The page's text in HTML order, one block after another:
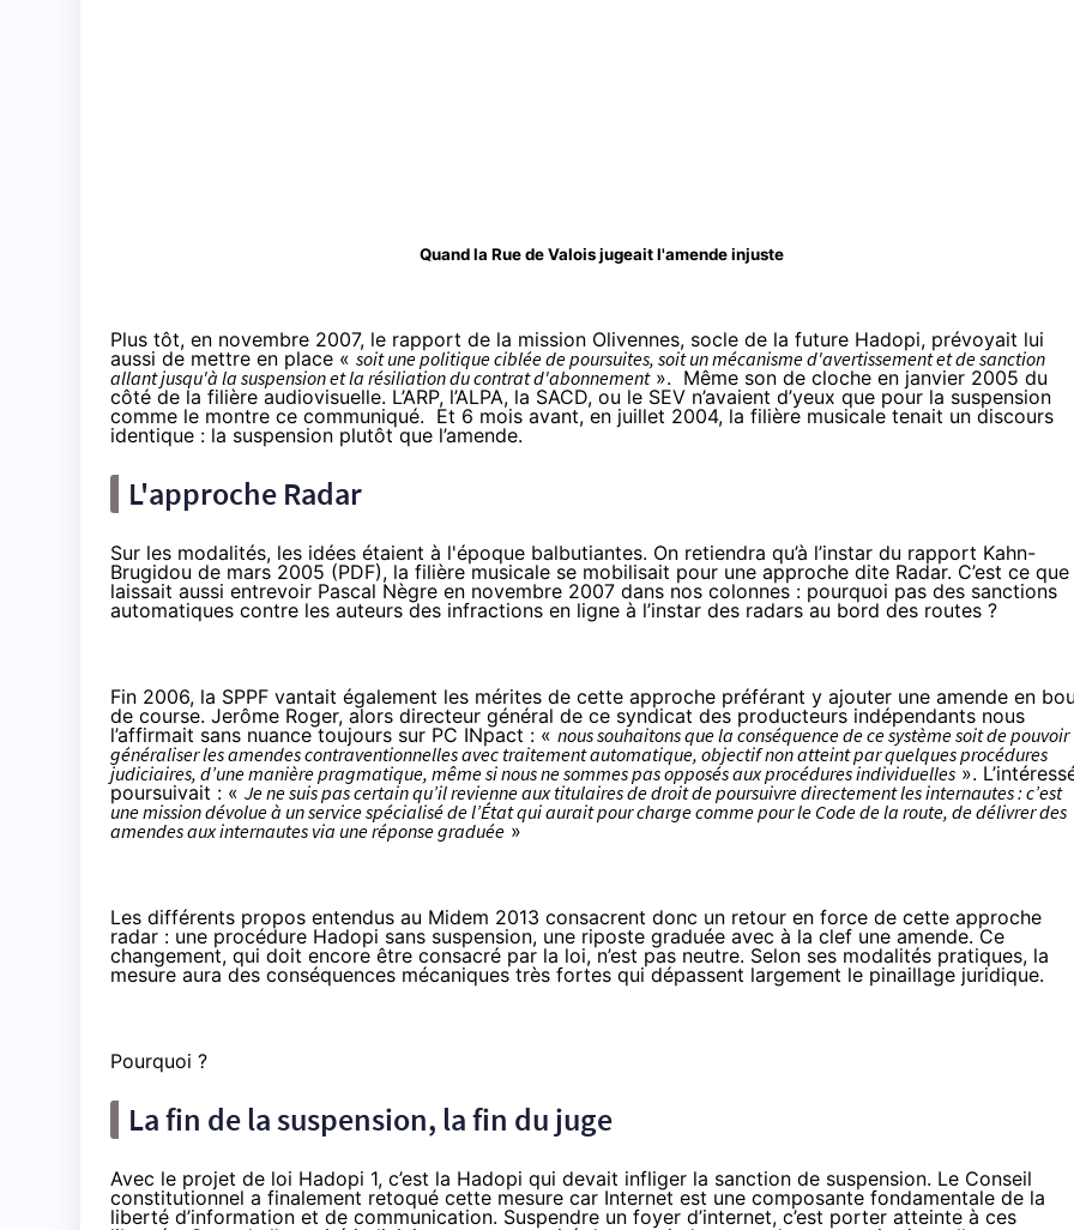
Quand la Rue de Valois jugeait l'amende injuste
Plus tôt, en novembre 2007, le rapport de la mission Olivennes, socle de la future Hadopi, prévoyait lui
aussi de mettre en place « soit une politique ciblée de poursuites, soit un mécanisme d'avertissement et de sanction
allant jusqu'à la suspension et la résiliation du contrat d'abonnement». Même son de cloche en janvier 2005 du
côté de la filière audiovisuelle. L’ARP, l’ALPA, la SACD, ou le SEV n’avaient d’yeux que pour la suspension
comme le montre ce communiqué. Et 6 mois avant, en juillet 2004, la filière musicale tenait un discours
identique : la suspension plutôt que l’amende.
L'approche Radar
Sur les modalités, les idées étaient à l'époque balbutiantes. On retiendra qu’à l’instar du rapport Kahn-
Brugidou de mars 2005 (PDF), la filière musicale se mobilisait pour une approche dite Radar. C’est ce que
laissait aussi entrevoir Pascal Nègre en novembre 2007 dans nos colonnes : pourquoi pas des sanctions
automatiques contre les auteurs des infractions en ligne à l’instar des radars au bord des routes ?
Fin 2006, la SPPF vantait également les mérites de cette approche préférant y ajouter une amende en
de course. Jerôme Roger, alors directeur général de ce syndicat des producteurs indépendants nous
l’affirmait sans nuance toujours sur PC INpact : « nous souhaitons que la conséquence de ce système soit de pouvoir
généraliser les amendes contraventionnelles avec traitement automatique, objectif non atteint par quelques procédures
judiciaires, d’une manière pragmatique, même si nous ne sommes pas opposés aux procédures individuelles ».
poursuivait : « Je ne suis pas certain qu’il revienne aux titulaires de droit de poursuivre directement les internautes : c’est
une mission dévolue à un service spécialisé de l’État qui aurait pour charge comme pour le Code de la route, de délivrer des
amendes aux internautes via une réponse graduée »
Les différents propos entendus au Midem 2013 consacrent donc un retour en force de cette approche
radar : une procédure Hadopi sans suspension, une riposte graduée avec à la clef une amende. Ce
changement, qui doit encore être consacré par la loi, n’est pas neutre. Selon ses modalités pratiques, la
mesure aura des conséquences mécaniques très fortes qui dépassent largement le pinaillage juridique.
Pourquoi ?
La fin de la suspension, la fin du juge
Avec le projet de loi Hadopi 1, c’est la Hadopi qui devait infliger la sanction de suspension. Le Conseil
constitutionnel a finalement retoqué cette mesure car Internet est une composante fondamentale de la
liberté d’information et de communication. Suspendre un foyer d’internet, c’est porter atteinte à ces